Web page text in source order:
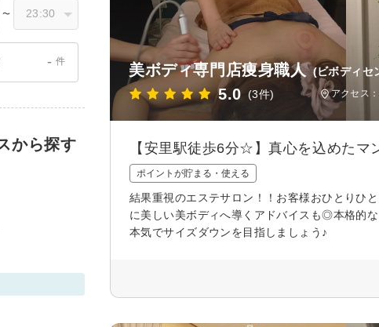
美ボディ専門店痩身職人 (ビボディセ
5.0 (3件) アクセス
【安里駅徒歩6分☆】真心を込めたマ
ポイントが貯まる・使える
結果重視のエステサロン！！お客様おひとりひ
に美しい美ボディへ導くアドバイスも◎本格的
本気でサイズダウンを目指しましょう♪
〜
- 件
から探す